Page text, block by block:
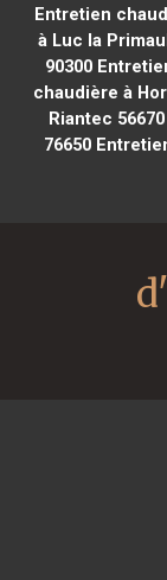
Entretien
à Luc la
90300
chaudière à
Riantec 56670
76650